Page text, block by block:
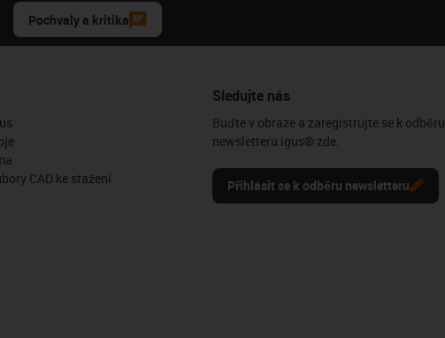
Pochvaly a kritika
CAD ke stažení
Sledujte nás
Buďte v obraze a zaregistrujte se k odběru
newsletteru igus® zde.
Přihlásit se k odběru newsletteru